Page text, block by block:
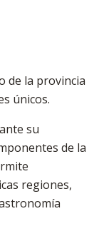
de la provincia
únicos.
su
de la
regiones,